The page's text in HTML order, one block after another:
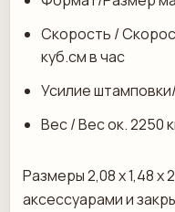
Скорость /
куб.см в час
Усилие
Вес / Вес ок. 2250
Размеры 2,08 x 1,48 x
аксессуарами и